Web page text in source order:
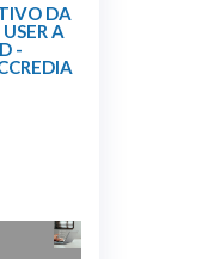
DA
A
-